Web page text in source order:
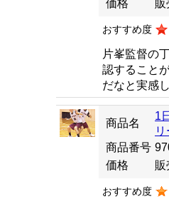
価格
販
おすすめ度
片峯監督の
認すること
だなと実感
商品名
1
商品番号
価格
販
おすすめ度